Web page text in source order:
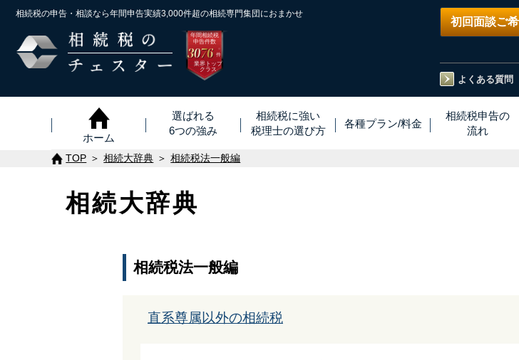
相続税の申告・相談なら年間申告実績3,000件超の相続専門集団におまかせ
年間相続税
申告件数
3076 ※
件
業界トップ
クラス
初回面談ご
よくある質問
ホーム
選ばれる
6つの強み
相続税に強い
税理士の選び方
各種プラン/料金
相続税申告の
流れ
TOP 相続大辞典 相続税法一般編
相続大辞典
相続税法一般編
直系尊属以外の相続税